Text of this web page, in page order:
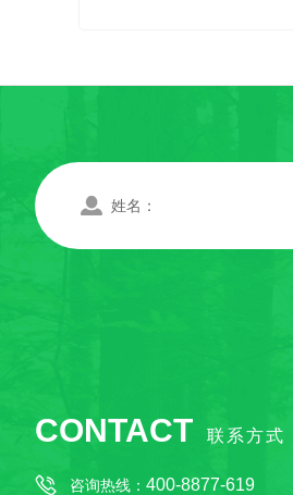
CONTACT 联系方式
咨询热线： 400-8877-619